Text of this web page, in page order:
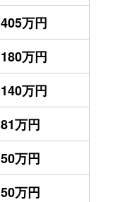
405万円
180万円
140万円
81万円
50万円
50万円